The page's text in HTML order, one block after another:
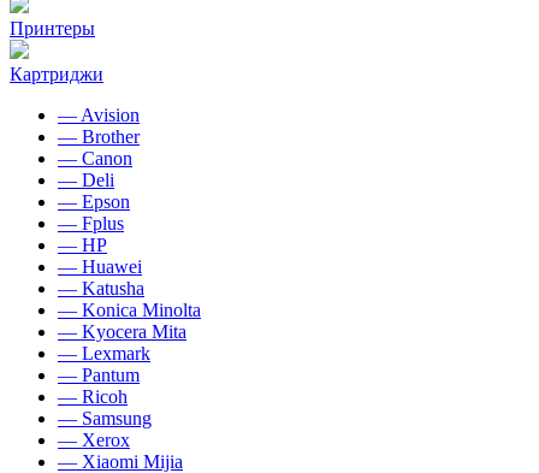
Принтеры
Картриджи
— Avision
— Brother
— Canon
— Deli
— Epson
— Fplus
— HP
— Huawei
— Katusha
— Konica Minolta
— Kyocera Mita
— Lexmark
— Pantum
— Ricoh
— Samsung
— Xerox
— Xiaomi Mijia